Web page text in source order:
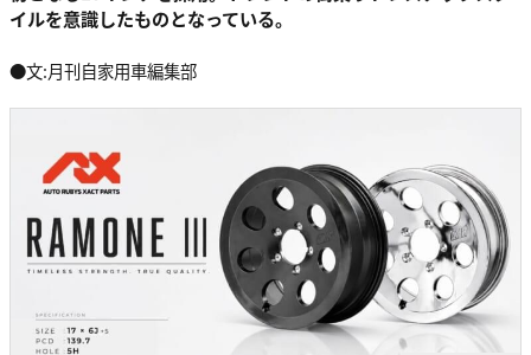
イルを意識したものとなっている。
●文:月刊自家用車編集部